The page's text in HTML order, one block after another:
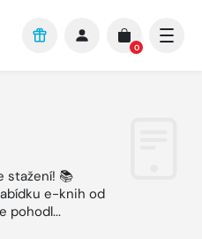
0
stažení! 📚
e-knih od
pohodl...